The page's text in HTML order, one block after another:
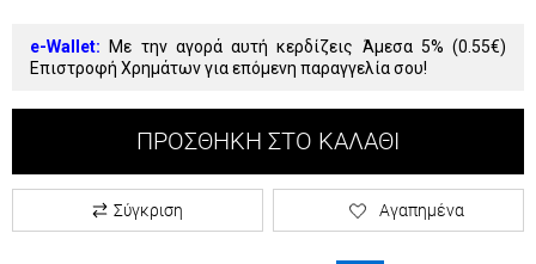
e-Wallet: Με την αγορά αυτή κερδίζεις Άμεσα 5% (0.55€)
Επιστροφή Χρημάτων για επόμενη παραγγελία σου!
ΠΡΟΣΘΉΚΗ ΣΤΟ ΚΑΛΆΘΙ
Σύγκριση Αγαπημένα